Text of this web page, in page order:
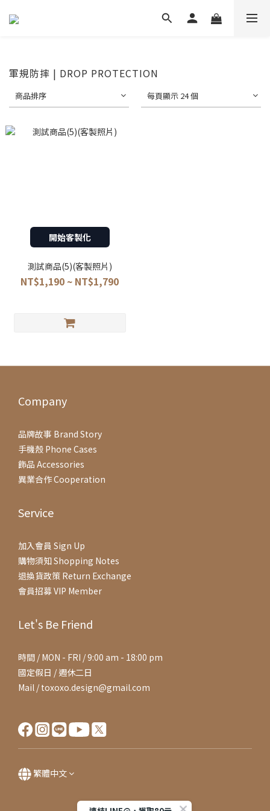
軍規防摔 | DROP PROTECTION
商品排序 每頁顯示 24 個
開始客製化
測試商品(5)(客製照片)
NT$1,190 ~ NT$1,790
Company
品牌故事 Brand Story
手機殼 Phone Cases
飾品 Accessories
異業合作 Cooperation
Service
加入會員 Sign Up
購物須知 Shopping Notes
退換貨政策 Return Exchange
會員招募 VIP Member
Let's Be Friend
時間 / MON - FRI / 9:00 am - 18:00 pm
國定假日 / 週休二日
Mail / toxoxo.design@gmail.com
繁體中文